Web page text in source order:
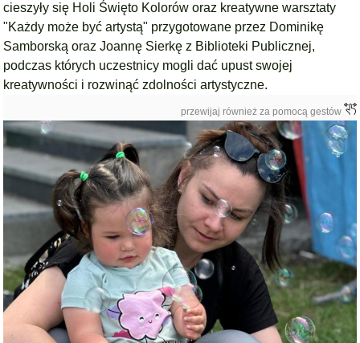
cieszyły się Holi Święto Kolorów oraz kreatywne warsztaty
"Każdy może być artystą" przygotowane przez Dominikę
Samborską orazJoannę Sierkę z Biblioteki Publicznej,
podczas których uczestnicy mogli dać upust swojej
kreatywności i rozwinąć zdolności artystyczne.
przewijaj również za pomocą gestów